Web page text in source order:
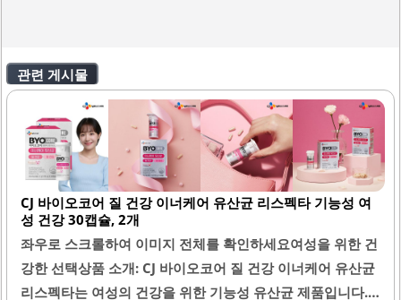
관련 게시물
CJ 바이오코어 질 건강 이너케어 유산균 리스펙타 기능성 여
성 건강 30캡슐, 2개
좌우로 스크롤하여 이미지 전체를 확인하세요여성을 위한 건
강한 선택상품 소개: CJ 바이오코어 질 건강 이너케어 유산균
리스펙타는 여성의 건강을 위한 기능성 유산균 제품입니다.